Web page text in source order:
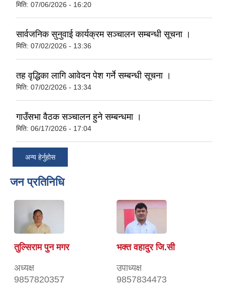
मिति: 07/06/2026 - 16:20
सार्वजनिक सुनुवाई कार्यक्रम सञ्चालन सम्बन्धी सूचना ।
मिति: 07/02/2026 - 13:36
तह वृद्धिका लागि आवेदन पेश गर्ने सम्बन्धी सूचना ।
मिति: 07/02/2026 - 13:34
गाउँसभा वैठक सञ्चालन हुने सम्बन्धमा ।
मिति: 06/17/2026 - 17:04
अन्य हेर्नुहोस
जन प्रतिनिधि
तुल्सिराम पुन मगर
अध्यक्ष
9857820357
भक्त वहादुर जि.सी
उपाध्यक्ष
9857834473